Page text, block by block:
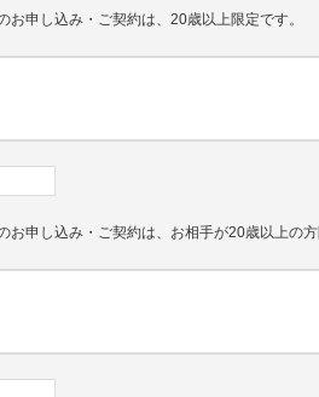
申し込み・ご契約は、20歳以上限定です。
お申し込み・ご契約は、お相手が20歳以上の